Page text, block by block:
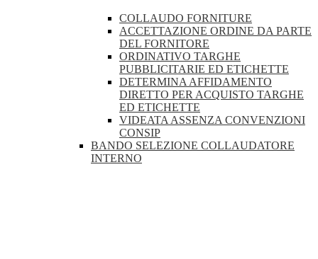
COLLAUDO FORNITURE
ACCETTAZIONE ORDINE DA PARTE
DEL FORNITORE
ORDINATIVO TARGHE
PUBBLICITARIE ED ETICHETTE
DETERMINA AFFIDAMENTO
DIRETTO PER ACQUISTO TARGHE
ED ETICHETTE
VIDEATA ASSENZA CONVENZIONI
CONSIP
BANDO SELEZIONE COLLAUDATORE
INTERNO